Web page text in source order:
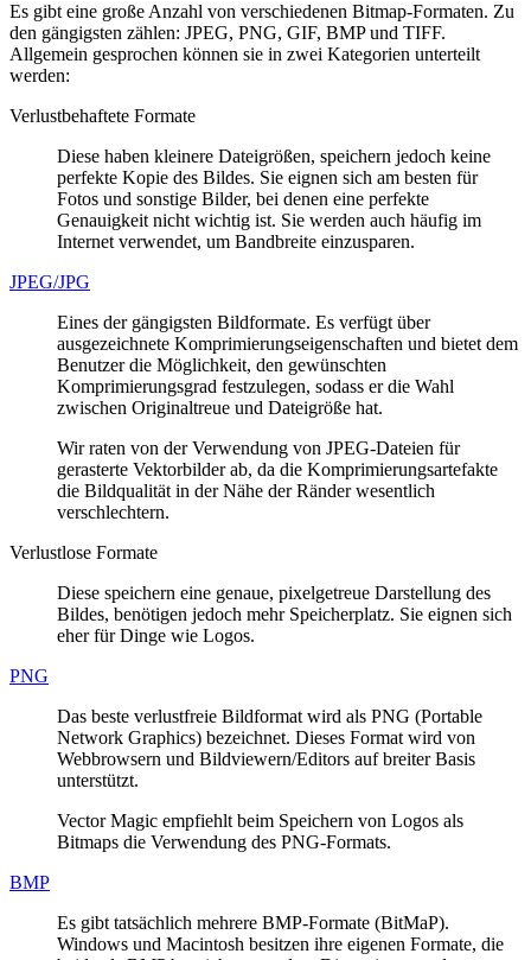
Es gibt eine große Anzahl von verschiedenen Bitmap-Formaten. Zu
den gängigsten zählen: JPEG, PNG, GIF, BMP und TIFF.
Allgemein gesprochen können sie in zwei Kategorien unterteilt
werden:
Verlustbehaftete Formate
Diese haben kleinere Dateigrößen, speichern jedoch keine
perfekte Kopie des Bildes. Sie eignen sich am besten für
Fotos und sonstige Bilder, bei denen eine perfekte
Genauigkeit nicht wichtig ist. Sie werden auch häufig im
Internet verwendet, um Bandbreite einzusparen.
JPEG/JPG
Eines der gängigsten Bildformate. Es verfügt über
ausgezeichnete Komprimierungseigenschaften und bietet dem
Benutzer die Möglichkeit, den gewünschten
Komprimierungsgrad festzulegen, sodass er die Wahl
zwischen Originaltreue und Dateigröße hat.
Wir raten von der Verwendung von JPEG-Dateien für
gerasterte Vektorbilder ab, da die Komprimierungsartefakte
die Bildqualität in der Nähe der Ränder wesentlich
verschlechtern.
Verlustlose Formate
Diese speichern eine genaue, pixelgetreue Darstellung des
Bildes, benötigen jedoch mehr Speicherplatz. Sie eignen sich
eher für Dinge wie Logos.
PNG
Das beste verlustfreie Bildformat wird als PNG (Portable
Network Graphics) bezeichnet. Dieses Format wird von
Webbrowsern und Bildviewern/Editors auf breiter Basis
unterstützt.
Vector Magic empfiehlt beim Speichern von Logos als
Bitmaps die Verwendung des PNG-Formats.
BMP
Es gibt tatsächlich mehrere BMP-Formate (BitMaP).
Windows und Macintosh besitzen ihre eigenen Formate, die